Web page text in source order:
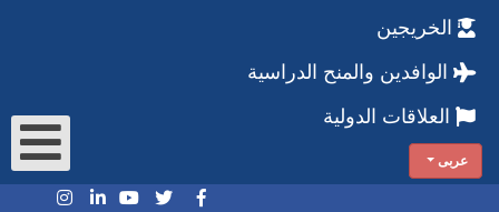
الخريجين
الوافدين والمنح الدراسية
العلاقات الدولية
عربى